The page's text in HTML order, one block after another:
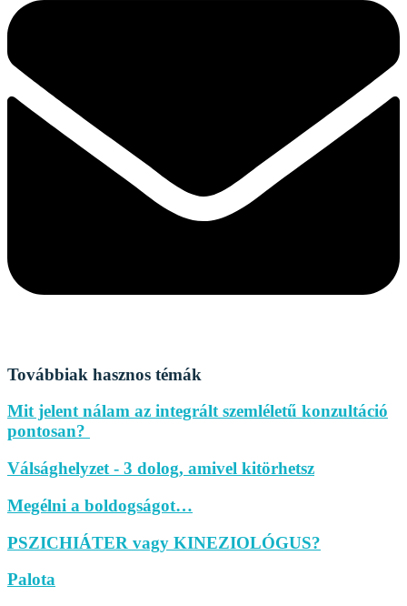
Továbbiak hasznos témák
Mit jelent nálam az integrált szemléletű konzultáció
pontosan?
Válsághelyzet - 3 dolog, amivel kitörhetsz
Megélni a boldogságot…
PSZICHIÁTER vagy KINEZIOLÓGUS?
Palota